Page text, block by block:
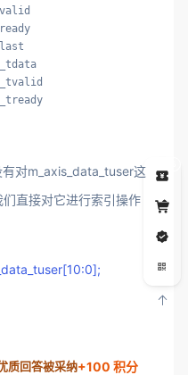
对m_axis_data_tuser这
直接对它进行索引操作
质回答被采纳+100 积分